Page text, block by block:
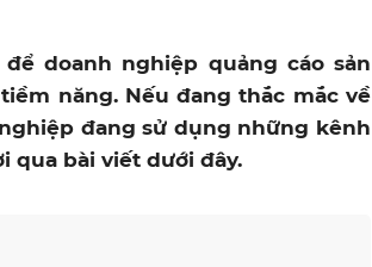
doanh nghiệp quảng cáo sản
năng. Nếu đang thắc mắc về
đang sử dụng những kênh
qua bài viết dưới đây.